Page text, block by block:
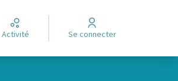
Activité Se connecter